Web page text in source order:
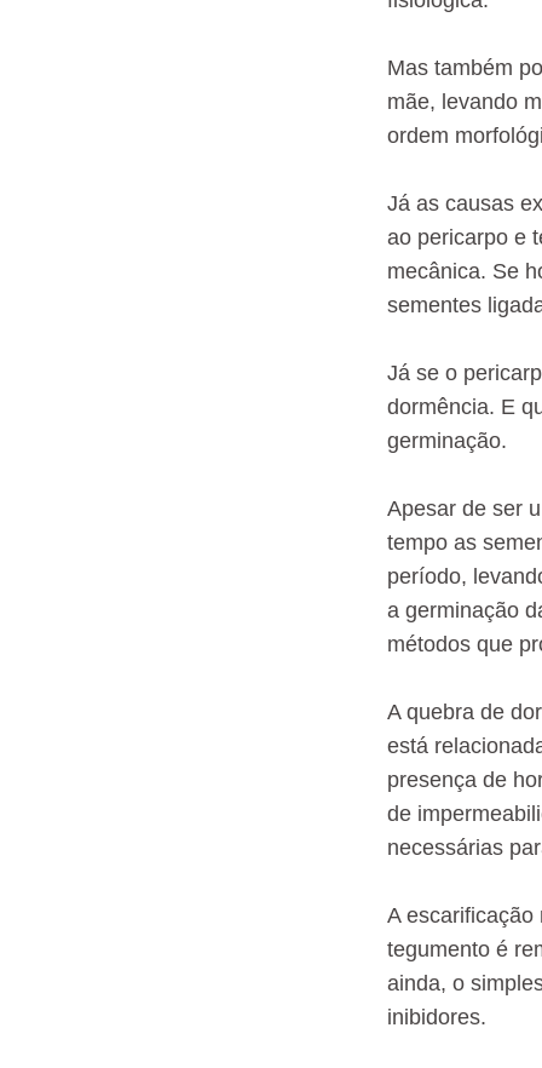
Mas também
mãe, levando
ordem
Já as causas
ao pericarpo e
mecânica. Se
sementes
Já se o
dormência. E
germinação.
Apesar de ser
tempo as
período,
a germinação
métodos que
A quebra de
está
presença de
de
necessárias
A escarificação
tegumento é
ainda, o
inibidores.